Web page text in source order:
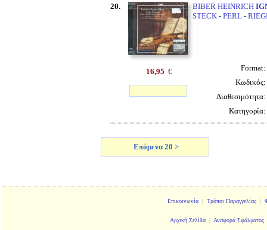
20. BIBER HEINRICH
STECK - PERL -
16,95 €
Format:
Κωδικός:
Διαθεσιμότητα:
Κατηγορία:
Επόμενα 20 >
Επικοινωνία | Τρόποι Παραγγελίας |
Αρχική Σελίδα| Αναφορά Σφάλματος